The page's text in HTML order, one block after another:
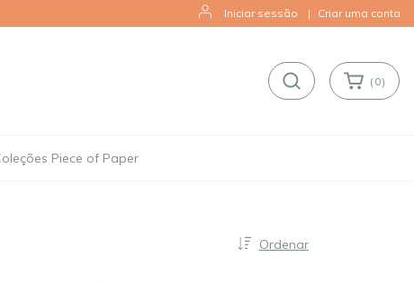
Iniciar sessão | Criar uma conta
( 0)
Piece of Paper
Ordenar